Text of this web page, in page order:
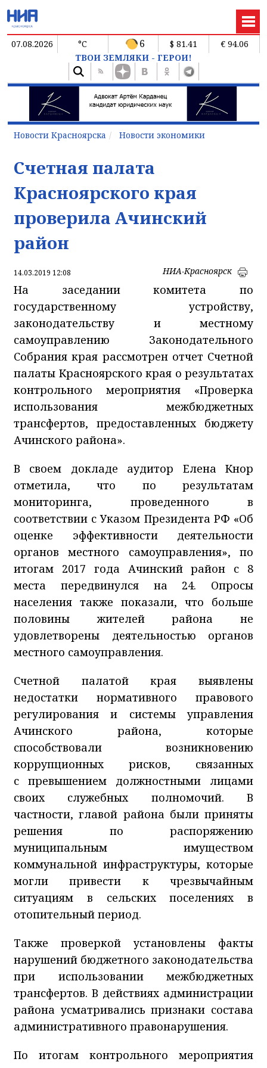
07.08.2026 °C 6 $ 81.41
€ 94.06
ТВОИ ЗЕМЛЯКИ - ГЕРОИ!
Новости Красноярска Новости экономики
Счетная палата
Красноярского края
проверила Ачинский
район
14.03.2019 12:08 НИА-Красноярск
На заседании комитета по
государственному устройству,
законодательству и местному
самоуправлению Законодательного
Собрания края рассмотрен отчет Счетной
палаты Красноярского края о результатах
контрольного мероприятия «Проверка
использования межбюджетных
трансфертов, предоставленных бюджету
Ачинского района».
В своем докладе аудитор Елена Кнор
отметила, что по результатам
мониторинга, проведенного в
соответствии с Указом Президента РФ «Об
оценке эффективности деятельности
органов местного самоуправления», по
итогам 2017 года Ачинский район с 8
места передвинулся на 24. Опросы
населения также показали, что больше
половины жителей района не
удовлетворены деятельностью органов
местного самоуправления.
Счетной палатой края выявлены
недостатки нормативного правового
регулирования и системы управления
Ачинского района, которые
способствовали возникновению
коррупционных рисков, связанных
с превышением должностными лицами
своих служебных полномочий. В
частности, главой района были приняты
решения по распоряжению
муниципальным имуществом
коммунальной инфраструктуры, которые
могли привести к чрезвычайным
ситуациям в сельских поселениях в
отопительный период.
Также проверкой установлены факты
нарушений бюджетного законодательства
при использовании межбюджетных
трансфертов. В действиях администрации
района усматривались признаки состава
административного правонарушения.
По итогам контрольного мероприятия